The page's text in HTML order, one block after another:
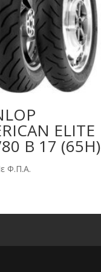
ELITE
B 17 (65H)
Φ.Π.Α.